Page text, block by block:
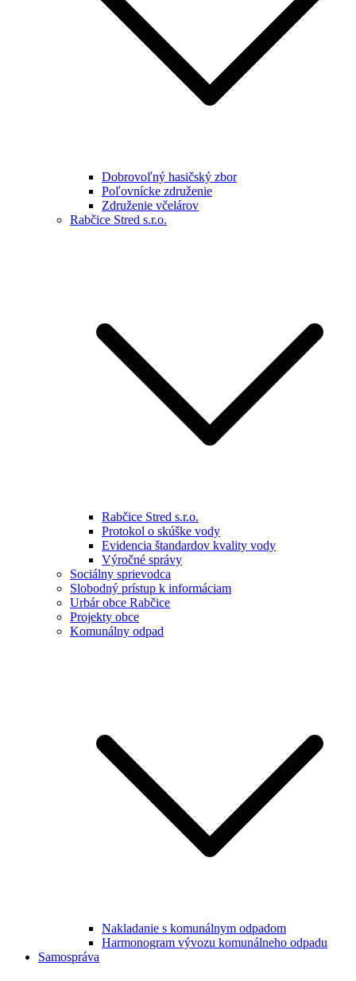
Dobrovoľný hasičský zbor
Poľovnícke združenie
Združenie včelárov
Rabčice Stred s.r.o.
Rabčice Stred s.r.o.
Protokol o skúške vody
Evidencia štandardov kvality vody
Výročné správy
Sociálny sprievodca
Slobodný prístup k informáciam
Urbár obce Rabčice
Projekty obce
Komunálny odpad
Nakladanie s komunálnym odpadom
Harmonogram vývozu komunálneho odpadu
Samospráva